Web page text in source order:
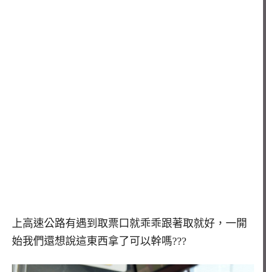
上高速公路有遇到取票口就乖乖跟著取就好，一開
始我們還想說這東西拿了可以幹嗎???